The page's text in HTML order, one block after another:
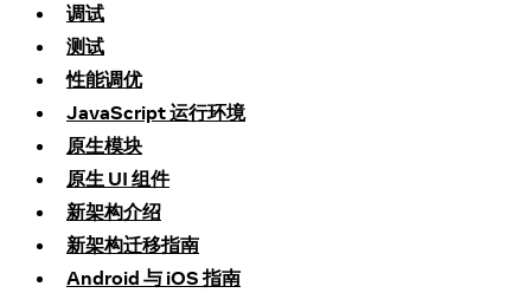
调试
测试
性能调优
JavaScript 运行环境
原生模块
原生 UI 组件
新架构介绍
新架构迁移指南
Android 与 iOS 指南